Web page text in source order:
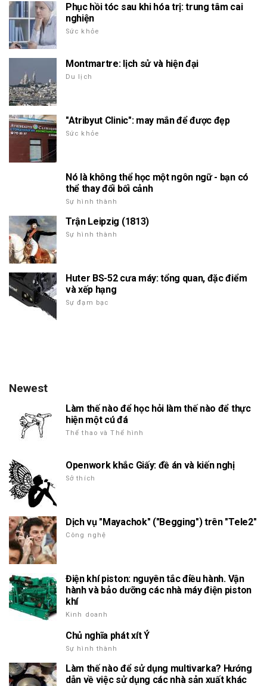
Phục hồi tóc sau khi hóa trị: trung tâm cai
nghiện
Sức khỏe
Montmartre: lịch sử và hiện đại
Du lịch
"Atribyut Clinic": may mắn để được đẹp
Sức khỏe
Nó là không thể học một ngôn ngữ - bạn có
thể thay đổi bối cảnh
Sự hình thành
Trận Leipzig (1813)
Sự hình thành
Huter BS-52 cưa máy: tổng quan, đặc điểm
và xếp hạng
Sự đạm bạc
Newest
Làm thế nào để học hỏi làm thế nào để thực
hiện một cú đá
Thể thao và Thể hình
Openwork khắc Giấy: đề án và kiến nghị
Sở thích
Dịch vụ "Mayachok" ("Begging") trên "Tele2"
Công nghệ
Điện khí piston: nguyên tắc điều hành. Vận
hành và bảo dưỡng các nhà máy điện piston
khí
Kinh doanh
Chủ nghĩa phát xít Ý
Sự hình thành
Làm thế nào để sử dụng multivarka? Hướng
dẫn về việc sử dụng các nhà sản xuất khác